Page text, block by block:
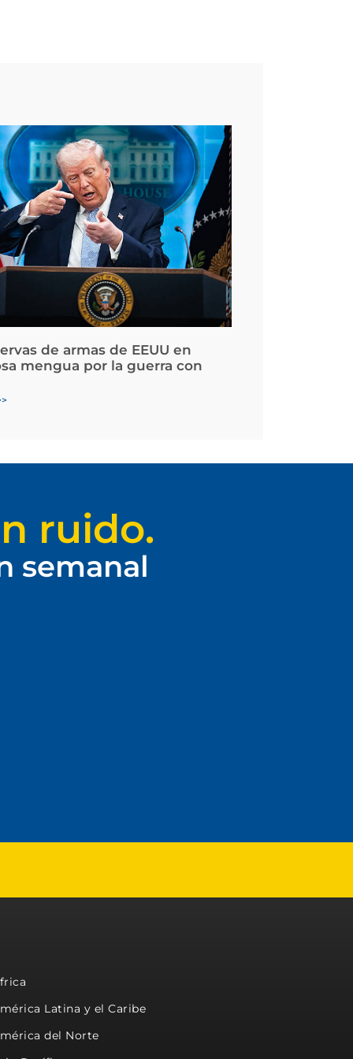
de armas de EEUU en
mengua por la guerra con
ruido.
semanal
Latina y el Caribe
del Norte